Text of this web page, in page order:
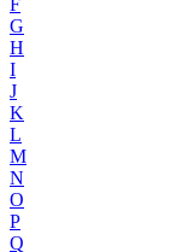
F
G
H
I
J
K
L
M
N
O
P
Q